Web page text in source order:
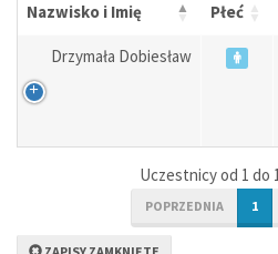
Nazwisko i Imię Płeć
Drzymała Dobiesław
Uczestnicy od 1 do
POPRZEDNIA 1